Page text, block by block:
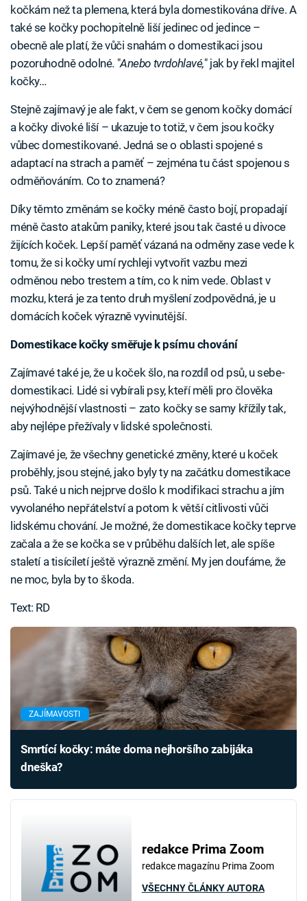
kočkám než ta plemena, která byla domestikována dříve. A
také se kočky pochopitelně liší jedinec od jedince –
obecně ale platí, že vůči snahám o domestikaci jsou
pozoruhodně odolné. "Anebo tvrdohlavé," jak by řekl majitel
kočky…
Stejně zajímavý je ale fakt, v čem se genom kočky domácí
a kočky divoké liší – ukazuje to totiž, v čem jsou kočky
vůbec domestikované. Jedná se o oblasti spojené s
adaptací na strach a paměť – zejména tu část spojenou s
odměňováním. Co to znamená?
Díky těmto změnám se kočky méně často bojí, propadají
méně často atakům paniky, které jsou tak časté u divoce
žijících koček. Lepší paměť vázaná na odměny zase vede k
tomu, že si kočky umí rychleji vytvořit vazbu mezi
odměnou nebo trestem a tím, co k nim vede. Oblast v
mozku, která je za tento druh myšlení zodpovědná, je u
domácích koček výrazně vyvinutější.
Domestikace kočky směřuje k psímu chování
Zajímavé také je, že u koček šlo, na rozdíl od psů, u sebe-
domestikaci. Lidé si vybírali psy, kteří měli pro člověka
nejvýhodnější vlastnosti – zato kočky se samy křížily tak,
aby nejlépe přežívaly v lidské společnosti.
Zajímavé je, že všechny genetické změny, které u koček
proběhly, jsou stejné, jako byly ty na začátku domestikace
psů. Také u nich nejprve došlo k modifikaci strachu a jím
vyvolaného nepřátelství a potom k větší citlivosti vůči
lidskému chování. Je možné, že domestikace kočky teprve
začala a že se kočka se v průběhu dalších let, ale spíše
staletí a tisíciletí ještě výrazně změní. My jen doufáme, že
ne moc, byla by to škoda.
Text: RD
ZAJÍMAVOSTI
Smrtící kočky: máte doma nejhoršího zabijáka
dneška?
redakce Prima Zoom
redakce magazínu Prima Zoom
VŠECHNY ČLÁNKY AUTORA